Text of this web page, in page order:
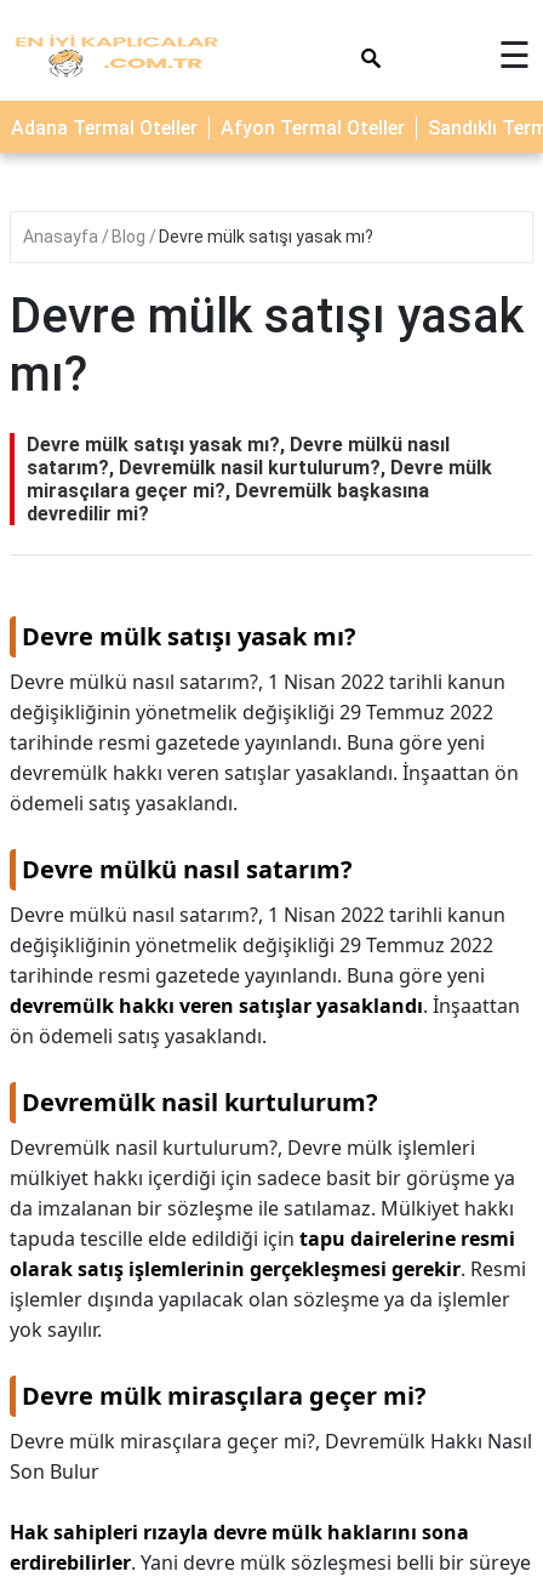
TERMAL
OTELLER
☰
Adana Termal Oteller Afyon Termal Oteller Sandıklı
Anasayfa Blog Devre mülk satışı yasak mı?
Devre mülk satışı yasak
mı?
Devre mülk satışı yasak mı?, Devre mülkü nasıl
satarım?, Devremülk nasil kurtulurum?, Devre mülk
mirasçılara geçer mi?, Devremülk başkasına
devredilir mi?
Devre mülk satışı yasak mı?
Devre mülkü nasıl satarım?, 1 Nisan 2022 tarihli kanun
değişikliğinin yönetmelik değişikliği 29 Temmuz 2022
tarihinde resmi gazetede yayınlandı. Buna göre yeni
devremülk hakkı veren satışlar yasaklandı. İnşaattan ön
ödemeli satış yasaklandı.
Devre mülkü nasıl satarım?
Devre mülkü nasıl satarım?, 1 Nisan 2022 tarihli kanun
değişikliğinin yönetmelik değişikliği 29 Temmuz 2022
tarihinde resmi gazetede yayınlandı. Buna göre yeni
devremülk hakkı veren satışlar yasaklandı. İnşaattan
ön ödemeli satış yasaklandı.
Devremülk nasil kurtulurum?
Devremülk nasil kurtulurum?, Devre mülk işlemleri
mülkiyet hakkı içerdiği için sadece basit bir görüşme ya
da imzalanan bir sözleşme ile satılamaz. Mülkiyet hakkı
tapuda tescille elde edildiği için tapu dairelerine resmi
olarak satış işlemlerinin gerçekleşmesi gerekir. Resmi
işlemler dışında yapılacak olan sözleşme ya da işlemler
yok sayılır.
Devre mülk mirasçılara geçer mi?
Devre mülk mirasçılara geçer mi?, Devremülk Hakkı Nasıl
Son Bulur
Hak sahipleri rızayla devre mülk haklarını sona
erdirebilirler. Yani devre mülk sözleşmesi belli bir süreye